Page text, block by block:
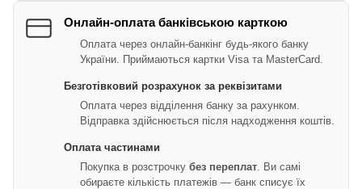
Онлайн-оплата банківською карткою
Оплата через онлайн-банкінг будь-якого банку
України. Приймаються картки Visa та MasterCard.
Безготівковий розрахунок за реквізитами
Оплата через відділення банку за рахунком.
Відправка здійснюється після надходження коштів.
Оплата частинами
Покупка в розстрочку без переплат . Ви самі
обираєте кількість платежів — банк списує їх